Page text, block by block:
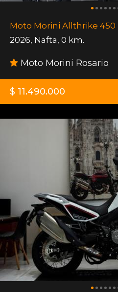
Moto Morini Allthrike 450
2026, Nafta, 0 km.
Moto Morini Rosario
$ 11.490.000